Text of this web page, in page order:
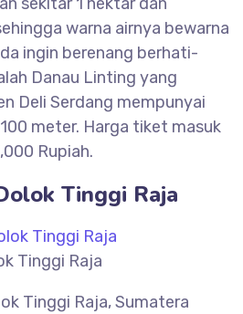
warna airnya bewarna
ingin berenang berhati-
Danau Linting yang
Deli Serdang mempunyai
meter. Harga tiket masuk
Rupiah.
Tinggi Raja
Tinggi Raja
Tinggi Raja, Sumatera